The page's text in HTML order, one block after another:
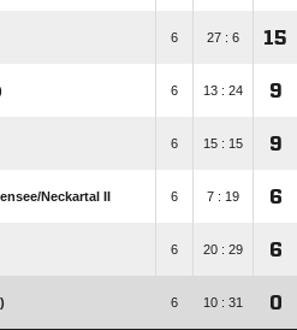
6 27 : 6 15
6 13 : 24 9
6 15 : 15 9
​Neckartal II 6 7 : 19 6
6 20 : 29 6
6 10 : 31 0